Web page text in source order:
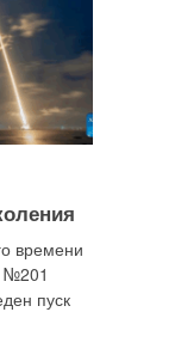
времени
№201
пуск